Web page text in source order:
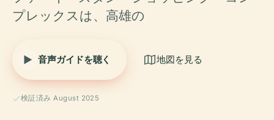
プレックスは、高雄の
音声ガイドを聴く 地図を見る
検証済み August 2025